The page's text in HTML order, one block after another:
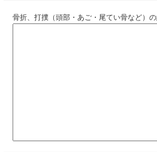
骨折、打撲（頭部・あご・尾てい骨など）